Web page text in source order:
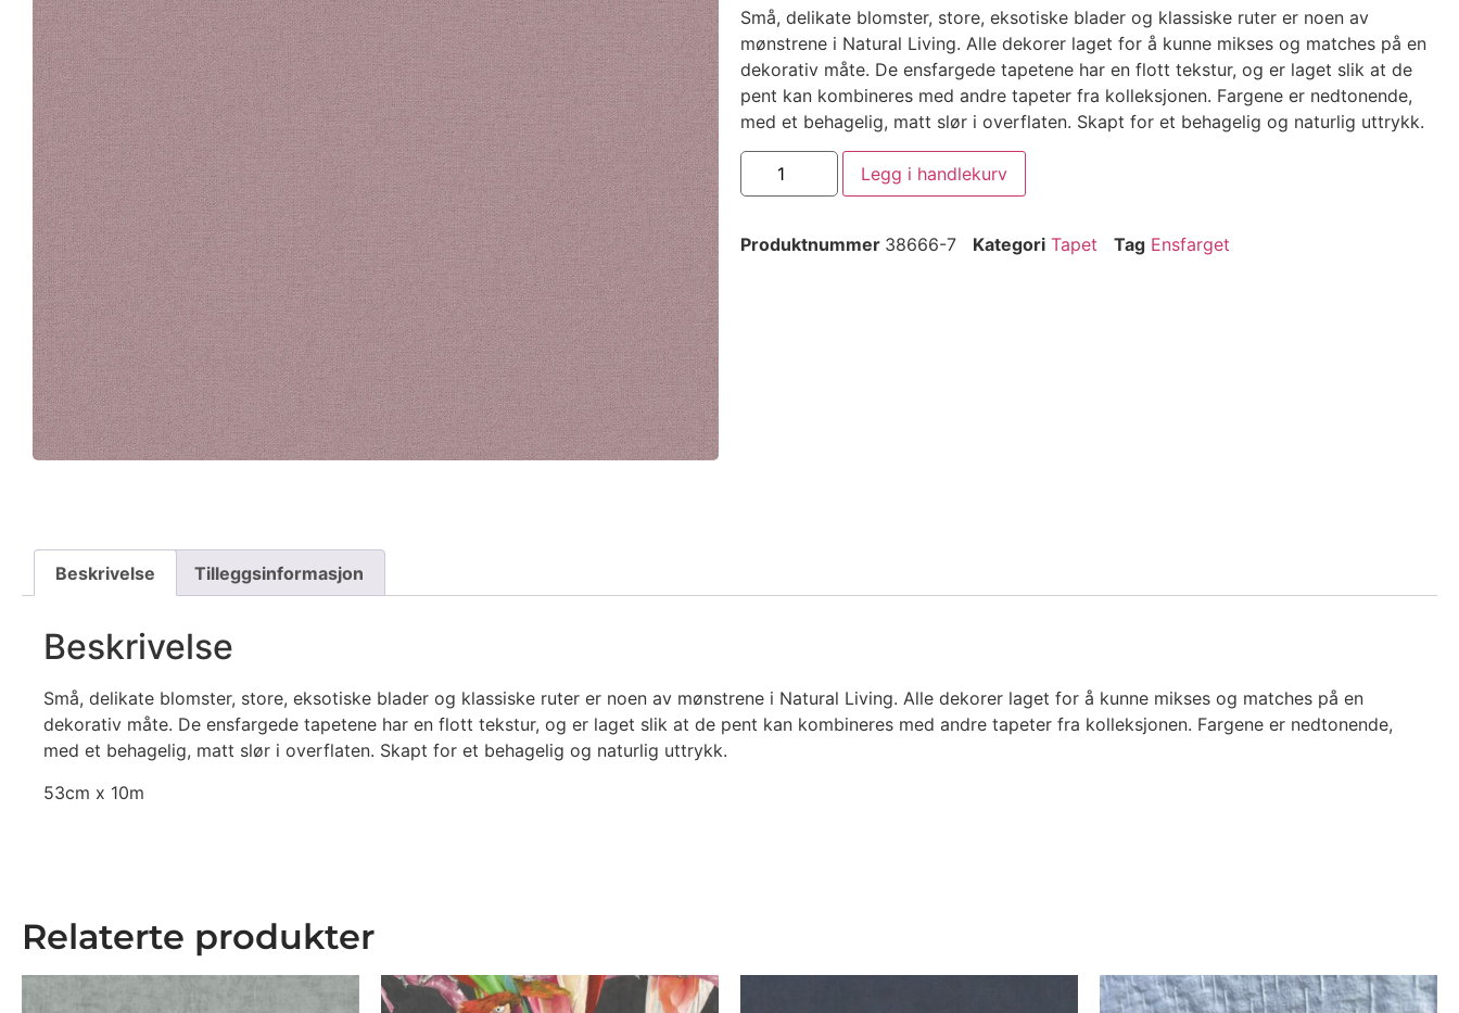
Små, delikate blomster, store, eksotiske blader og klassiske ruter er noen av
mønstrene i Natural Living. Alle dekorer laget for å kunne mikses og matches på en
dekorativ måte. De ensfargede tapetene har en flott tekstur, og er laget slik at de
pent kan kombineres med andre tapeter fra kolleksjonen. Fargene er nedtonende,
med et behagelig, matt slør i overflaten. Skapt for et behagelig og naturlig uttrykk.
Legg i handlekurv
Produktnummer 38666-7 Kategori Tapet Tag Ensfarget
Beskrivelse Tilleggsinformasjon
Beskrivelse
Små, delikate blomster, store, eksotiske blader og klassiske ruter er noen av mønstrene i Natural Living. Alle dekorer laget for å kunne mikses og matches på en
dekorativ måte. De ensfargede tapetene har en flott tekstur, og er laget slik at de pent kan kombineres med andre tapeter fra kolleksjonen. Fargene er nedtonende,
med et behagelig, matt slør i overflaten. Skapt for et behagelig og naturlig uttrykk.
53cm x 10m
Relaterte produkter